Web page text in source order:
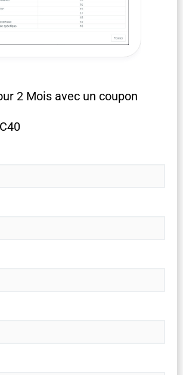
2 Mois avec un coupon